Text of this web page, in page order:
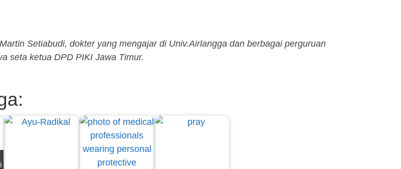
Setiabudi, dokter yang mengajar di Univ.Airlangga dan berbagai perguruan
seta ketua DPD PIKI Jawa Timur.